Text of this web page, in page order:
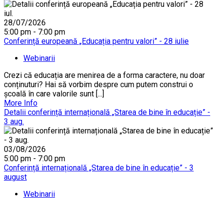
28/07/2026
5:00 pm - 7:00 pm
Conferință europeană „Educația pentru valori” - 28 iulie
Webinarii
Crezi că educația are menirea de a forma caractere, nu doar
conținuturi? Hai să vorbim despre cum putem construi o
școală în care valorile sunt [...]
More Info
Detalii conferință internațională „Starea de bine în educație” -
3 aug.
03/08/2026
5:00 pm - 7:00 pm
Conferință internațională „Starea de bine în educație” - 3
august
Webinarii